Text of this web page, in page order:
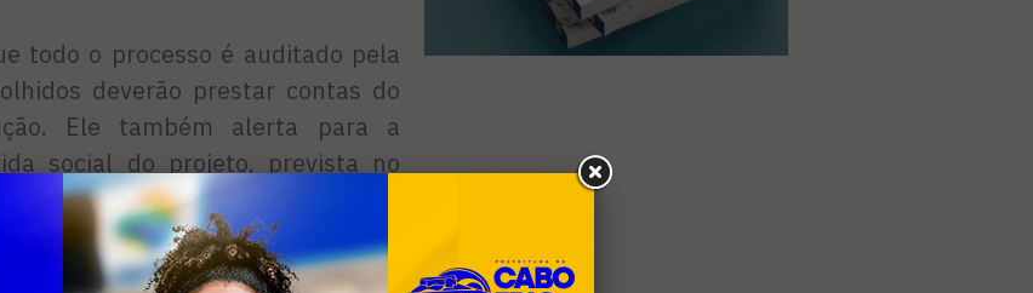
todo o processo é auditado pela
deverão prestar contas do
Ele também alerta para a
social do projeto, prevista no
para a contrapartida, ou seja, a